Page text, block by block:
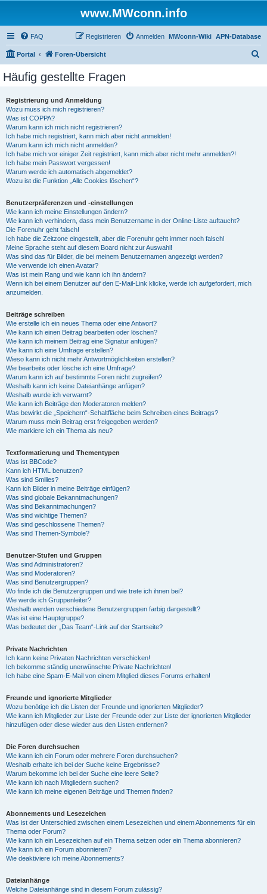
www.MWconn.info
FAQ APN-Database
MWconn-Wiki
Anmelden
Registrieren
Portal Foren-Übersicht
Häufig gestellte Fragen
Registrierung und Anmeldung
Wozu muss ich mich registrieren?
Was ist COPPA?
Warum kann ich mich nicht registrieren?
Ich habe mich registriert, kann mich aber nicht anmelden!
Warum kann ich mich nicht anmelden?
Ich habe mich vor einiger Zeit registriert, kann mich aber nicht mehr anmelden?!
Ich habe mein Passwort vergessen!
Warum werde ich automatisch abgemeldet?
Wozu ist die Funktion „Alle Cookies löschen“?
Benutzerpräferenzen und -einstellungen
Wie kann ich meine Einstellungen ändern?
Wie kann ich verhindern, dass mein Benutzername in der Online-Liste auftaucht?
Die Forenuhr geht falsch!
Ich habe die Zeitzone eingestellt, aber die Forenuhr geht immer noch falsch!
Meine Sprache steht auf diesem Board nicht zur Auswahl!
Was sind das für Bilder, die bei meinem Benutzernamen angezeigt werden?
Wie verwende ich einen Avatar?
Was ist mein Rang und wie kann ich ihn ändern?
Wenn ich bei einem Benutzer auf den E-Mail-Link klicke, werde ich aufgefordert, mich
anzumelden.
Beiträge schreiben
Wie erstelle ich ein neues Thema oder eine Antwort?
Wie kann ich einen Beitrag bearbeiten oder löschen?
Wie kann ich meinem Beitrag eine Signatur anfügen?
Wie kann ich eine Umfrage erstellen?
Wieso kann ich nicht mehr Antwortmöglichkeiten erstellen?
Wie bearbeite oder lösche ich eine Umfrage?
Warum kann ich auf bestimmte Foren nicht zugreifen?
Weshalb kann ich keine Dateianhänge anfügen?
Weshalb wurde ich verwarnt?
Wie kann ich Beiträge den Moderatoren melden?
Was bewirkt die „Speichern“-Schaltfläche beim Schreiben eines Beitrags?
Warum muss mein Beitrag erst freigegeben werden?
Wie markiere ich ein Thema als neu?
Textformatierung und Thementypen
Was ist BBCode?
Kann ich HTML benutzen?
Was sind Smilies?
Kann ich Bilder in meine Beiträge einfügen?
Was sind globale Bekanntmachungen?
Was sind Bekanntmachungen?
Was sind wichtige Themen?
Was sind geschlossene Themen?
Was sind Themen-Symbole?
Benutzer-Stufen und Gruppen
Was sind Administratoren?
Was sind Moderatoren?
Was sind Benutzergruppen?
Wo finde ich die Benutzergruppen und wie trete ich ihnen bei?
Wie werde ich Gruppenleiter?
Weshalb werden verschiedene Benutzergruppen farbig dargestellt?
Was ist eine Hauptgruppe?
Was bedeutet der „Das Team“-Link auf der Startseite?
Private Nachrichten
Ich kann keine Privaten Nachrichten verschicken!
Ich bekomme ständig unerwünschte Private Nachrichten!
Ich habe eine Spam-E-Mail von einem Mitglied dieses Forums erhalten!
Freunde und ignorierte Mitglieder
Wozu benötige ich die Listen der Freunde und ignorierten Mitglieder?
Wie kann ich Mitglieder zur Liste der Freunde oder zur Liste der ignorierten Mitglieder
hinzufügen oder diese wieder aus den Listen entfernen?
Die Foren durchsuchen
Wie kann ich ein Forum oder mehrere Foren durchsuchen?
Weshalb erhalte ich bei der Suche keine Ergebnisse?
Warum bekomme ich bei der Suche eine leere Seite?
Wie kann ich nach Mitgliedern suchen?
Wie kann ich meine eigenen Beiträge und Themen finden?
Abonnements und Lesezeichen
Was ist der Unterschied zwischen einem Lesezeichen und einem Abonnements für ein
Thema oder Forum?
Wie kann ich ein Lesezeichen auf ein Thema setzen oder ein Thema abonnieren?
Wie kann ich ein Forum abonnieren?
Wie deaktiviere ich meine Abonnements?
Dateianhänge
Welche Dateianhänge sind in diesem Forum zulässig?